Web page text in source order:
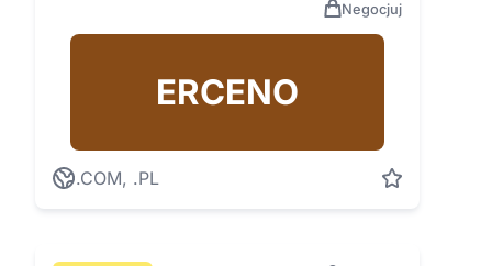
Negocjuj
ERCENO
.COM, .PL